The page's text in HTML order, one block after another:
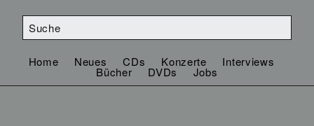
Home Neues CDs Konzerte Interviews
Bücher DVDs Jobs